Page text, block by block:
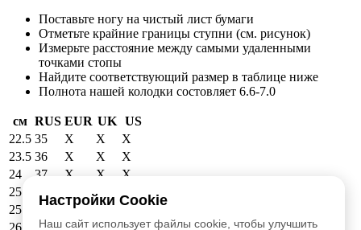
Настройки Cookie
Наш сайт использует файлы cookie, чтобы улучшить
Поставьте ногу на чистый лист бумаги
Отметьте крайние границы ступни (см. рисунок)
Измерьте расстояние между самыми удаленными
точками стопы
Найдите соответствующий размер в таблице ниже
Полнота нашей колодки состовляет 6.6-7.0
см RUS EUR UK US
22.5 35 X X
X
23.5 36 X X
X
24
37 X X
X
25
6
25.5
39 40 6.5
7
26.5
40 41 7.5 8